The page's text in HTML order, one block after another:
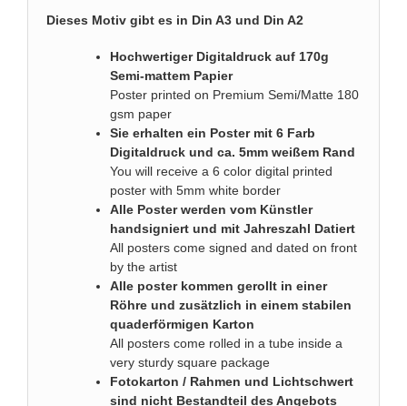
Dieses Motiv gibt es in Din A3 und Din A2
Hochwertiger Digitaldruck auf 170g
Semi-mattem Papier
Poster printed on Premium Semi/Matte 180
gsm paper
Sie erhalten ein Poster mit 6 Farb
Digitaldruck und ca. 5mm weißem Rand
You will receive a 6 color digital printed
poster with 5mm white border
Alle Poster werden vom Künstler
handsigniert und mit Jahreszahl Datiert
All posters come signed and dated on front
by the artist
Alle poster kommen gerollt in einer
Röhre und zusätzlich in einem stabilen
quaderförmigen Karton
All posters come rolled in a tube inside a
very sturdy square package
Fotokarton / Rahmen und Lichtschwert
sind nicht Bestandteil des Angebots